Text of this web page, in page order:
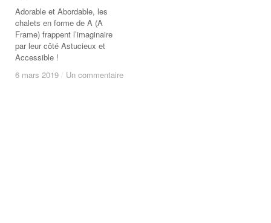
Adorable et Abordable, les
chalets en forme de A (A
Frame) frappent l’imaginaire
par leur côté Astucieux et
Accessible !
6 mars 2019 / Un commentaire
6 mars 2019 / Un commentaire